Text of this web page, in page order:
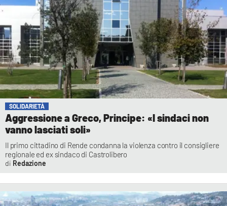
SOLIDARIETÀ
Aggressione a Greco, Principe: «I sindaci non
vanno lasciati soli»
Il primo cittadino di Rende condanna la violenza contro il consigliere
regionale ed ex sindaco di Castrolibero
Redazione